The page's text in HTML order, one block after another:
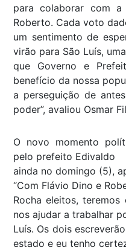
para colaborar com
Roberto. Cada voto
um sentimento de
virão para São Luís,
que Governo e
benefício da nossa
a perseguição de
poder”, avaliou Osmar
O novo momento
pelo prefeito Edivaldo
ainda no domingo (5),
“Com Flávio Dino e
Rocha eleitos,
nos ajudar a trabalhar
Luís. Os dois
estado e eu tenho